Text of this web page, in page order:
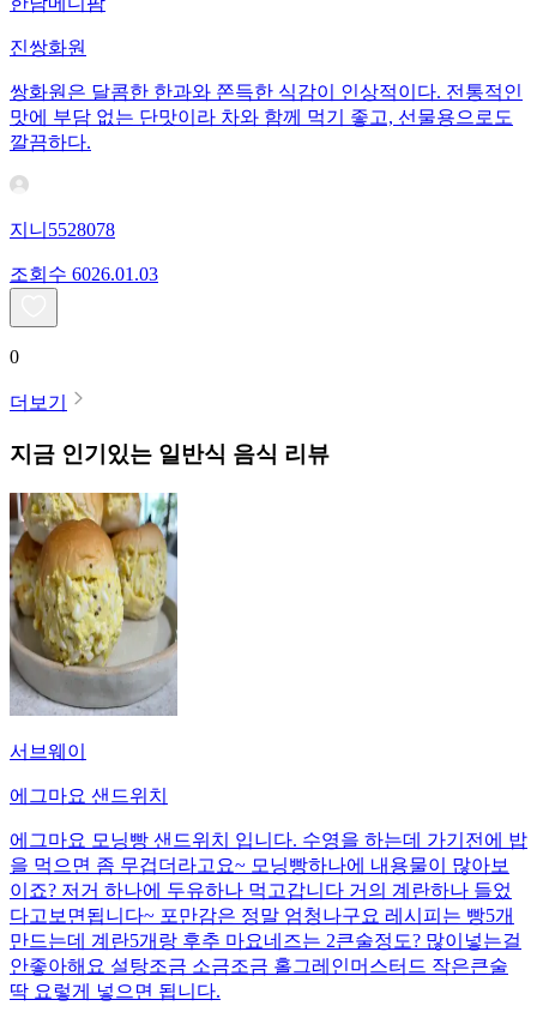
진쌍화원
쌍화원은 달콤한 한과와 쫀득한 식감이 인상적이다. 전통적인
맛에 부담 없는 단맛이라 차와 함께 먹기 좋고, 선물용으로도
깔끔하다.
지니5528078
조회수 6026.01.03
0
더보기
지금 인기있는 일반식 음식 리뷰
서브웨이
에그마요 샌드위치
에그마요 모닝빵 샌드위치 입니다. 수영을 하는데 가기전에 밥
을 먹으면 좀 무겁더라고요~ 모닝빵하나에 내용물이 많아보
이죠? 저거 하나에 두유하나 먹고갑니다 거의 계란하나 들었
다고보면됩니다~ 포만감은 정말 엄청나구요 레시피는 빵5개
만드는데 계란5개랑 후추 마요네즈는 2큰술정도? 많이넣는걸
안좋아해요 설탕조금 소금조금 홀그레인머스터드 작은큰술
딱 요렇게 넣으면 됩니다.